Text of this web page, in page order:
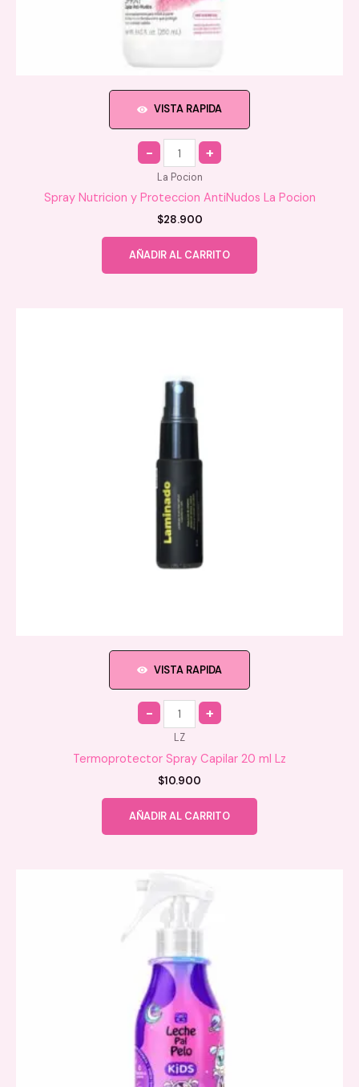
VISTA RAPIDA
Quantity
La Pocion
Spray Nutricion y Proteccion AntiNudos La Pocion
$28.900
AÑADIR AL CARRITO
VISTA RAPIDA
Quantity
LZ
Termoprotector Spray Capilar 20 ml Lz
$10.900
AÑADIR AL CARRITO